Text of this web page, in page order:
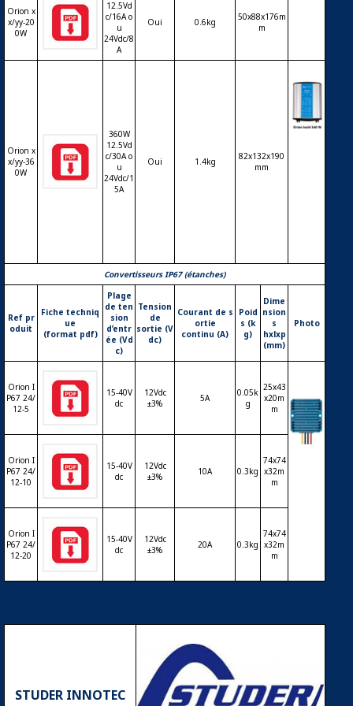
Orion x
x/yy-20
0W
12.5Vd
c/16A o
u
24Vdc/8
A
Oui 0.6kg
50x88x176m
m
Orion x
x/yy-36
0W
360W
12.5Vd
c/30A o
u
24Vdc/1
5A
Oui 1.4kg
82x132x190
mm
Convertisseurs IP67 (étanches)
Ref pr
oduit
Fiche techniq
ue
(format pdf)
Plage
de ten
sion
d’entr
ée (Vd
c)
Tension
de
sortie (V
dc)
Courant de s
ortie
continu (A)
Poid
s (k
g)
Dime
nsion
s
hxlxp
(mm)
Photo
Orion I
P67 24/
12-5
15-40V
dc
12Vdc
±3%
5A
0.05k
g
25x43
x20m
m
Orion I
P67 24/
12-10
15-40V
dc
12Vdc
±3%
10A 0.3kg
74x74
x32m
m
Orion I
P67 24/
12-20
15-40V
dc
12Vdc
±3%
20A 0.3kg
74x74
x32m
m
STUDER INNOTEC